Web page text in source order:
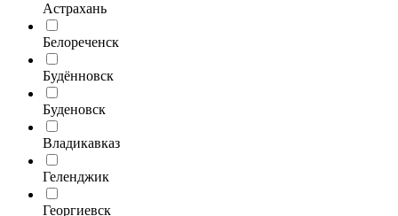
Астрахань
Белореченск
Будённовск
Буденовск
Владикавказ
Геленджик
Георгиевск